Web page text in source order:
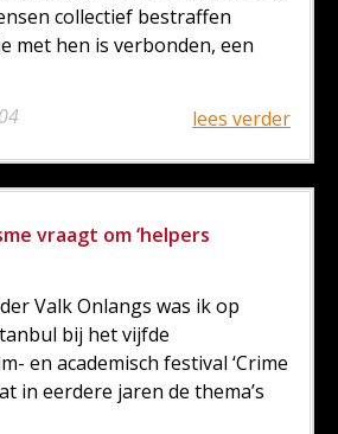
collectief bestraffen
met hen is verbonden, een
lees verder
vraagt om ‘helpers
Valk Onlangs was ik op
bij het vijfde
en academisch festival ‘Crime
in eerdere jaren de thema’s